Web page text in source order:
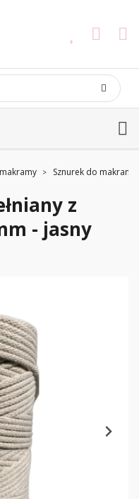
Sznurek do makramy
z
- jasny